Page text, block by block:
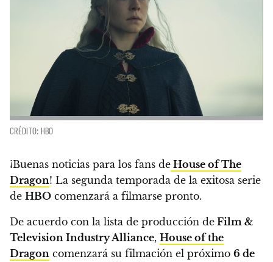
CRÉDITO: HBO
¡Buenas noticias para los fans de House of The
Dragon! La segunda temporada de la exitosa serie
de HBO comenzará a filmarse pronto.
De acuerdo con la lista de producción de Film &
Television Industry Alliance, House of the
Dragon comenzará su filmación el próximo 6 de